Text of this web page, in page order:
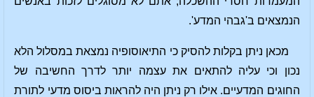
הנמצאים ב'גבהי המדע'.
מכאן ניתן בקלות להסיק כי התיאוסופיה נמצאת במסלול הלא
נכון וכי עליה להתאים את עצמה יותר לדרך החשיבה של
החוגים המדעיים. אילו רק ניתן היה להראות ביסוס מדעי לתורת